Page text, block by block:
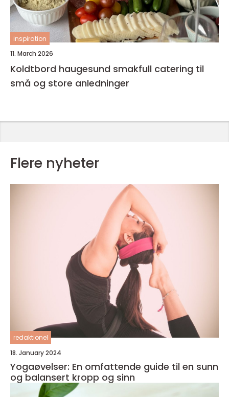
inspiration
11. March 2026
Koldtbord haugesund smakfull catering til
små og store anledninger
Flere nyheter
redaktionel
18. January 2024
Yogaøvelser: En omfattende guide til en sunn
og balansert kropp og sinn